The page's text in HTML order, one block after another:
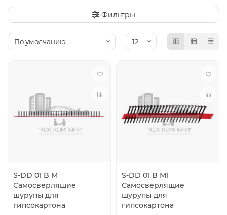
Фильтры
S-DD 01 B M
Самосверлящие
шурупы для
гипсокартона
S-DD 01 B M1
Самосверлящие
шурупы для
гипсокартона